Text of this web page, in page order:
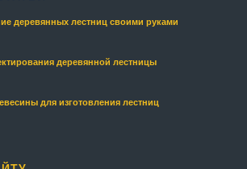
деревянных лестниц своими руками
деревянной лестницы
для изготовления лестниц